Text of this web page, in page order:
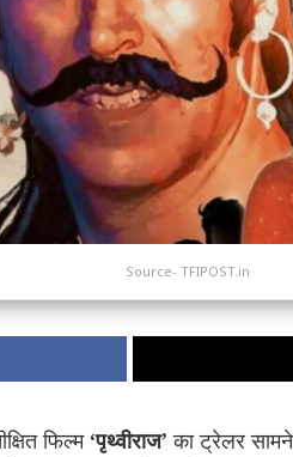
Source- TFIPOST.in
फिल्म ‘पृथ्वीराज’ का ट्रेलर